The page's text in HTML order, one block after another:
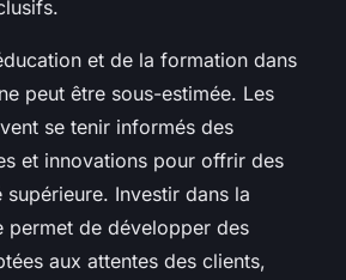
et de la formation dans
peut être sous-estimée. Les
se tenir informés des
et innovations pour offrir des
Investir dans la
permet de développer des
aux attentes des clients,